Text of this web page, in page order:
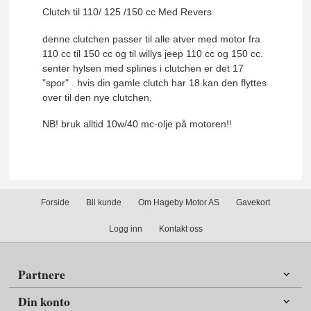
Clutch til 110/ 125 /150 cc Med Revers
denne clutchen passer til alle atver med motor fra
110 cc til 150 cc og til willys jeep 110 cc og 150 cc.
senter hylsen med splines i clutchen er det 17
"spor" . hvis din gamle clutch har 18 kan den flyttes
over til den nye clutchen.
NB! bruk alltid 10w/40 mc-olje på motoren!!
Forside Bli kunde Om Hageby Motor AS Gavekort
Logg inn Kontakt oss
Partnere
Din konto